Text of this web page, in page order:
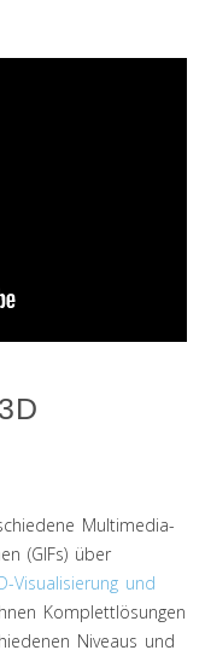
Multimedia-
(GIFs) über
Visualisierung und
Komplettlösungen
Niveaus und